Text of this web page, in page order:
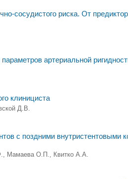
сосудистого риска. От
артериальной
клинициста
Д.В.
с поздними внутристентовыми
Мамаева О.П., Квитко А.А.